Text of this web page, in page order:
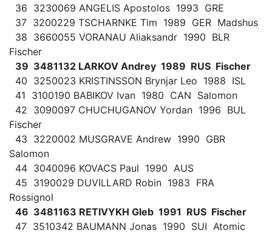
36 3230069 ANGELIS Apostolos 1993 GRE
37 3200229 TSCHARNKE Tim 1989 GER Madshus
38 3660055 VORANAU Aliaksandr 1990 BLR
Fischer
39 3481132 LARKOV Andrey 1989 RUS Fischer
40 3250023 KRISTINSSON Brynjar Leo 1988 ISL
41 3100190 BABIKOV Ivan 1980 CAN Salomon
42 3090097 CHUCHUGANOV Yordan 1996 BUL
Fischer
43 3220002 MUSGRAVE Andrew 1990 GBR
Salomon
44 3040096 KOVACS Paul 1990 AUS
45 3190029 DUVILLARD Robin 1983 FRA
Rossignol
46 3481163 RETIVYKH Gleb 1991 RUS Fischer
47 3510342 BAUMANN Jonas 1990 SUI Atomic